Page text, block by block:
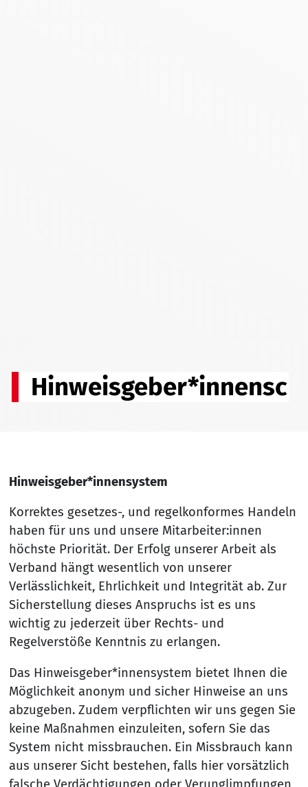
Hinweisgeber*innensystem
Korrektes gesetzes-, und regelkonformes Handeln
haben für uns und unsere Mitarbeiter:innen
höchste Priorität. Der Erfolg unserer Arbeit als
Verband hängt wesentlich von unserer
Verlässlichkeit, Ehrlichkeit und Integrität ab. Zur
Sicherstellung dieses Anspruchs ist es uns
wichtig zu jederzeit über Rechts- und
Regelverstöße Kenntnis zu erlangen.
Das Hinweisgeber*innensystem bietet Ihnen die
Möglichkeit anonym und sicher Hinweise an uns
abzugeben. Zudem verpflichten wir uns gegen Sie
keine Maßnahmen einzuleiten, sofern Sie das
System nicht missbrauchen. Ein Missbrauch kann
aus unserer Sicht bestehen, falls hier vorsätzlich
falsche Verdächtigungen oder Verunglimpfungen